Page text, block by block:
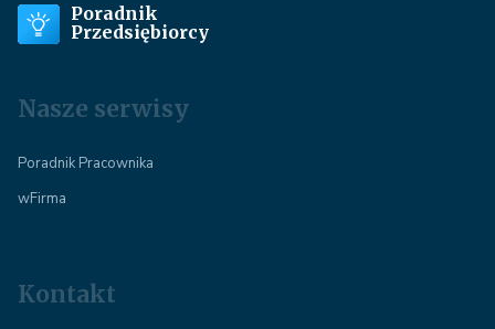
Poradnik
Przedsiębiorcy
Nasze serwisy
Poradnik Pracownika
wFirma
Kontakt